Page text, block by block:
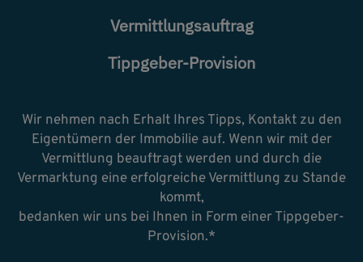
Vermittlungsauftrag
Tippgeber-Provision
Wir nehmen nach Erhalt Ihres Tipps, Kontakt zu den
Eigentümern der Immobilie auf. Wenn wir mit der
Vermittlung beauftragt werden und durch die
Vermarktung eine erfolgreiche Vermittlung zu Stande
kommt,
bedanken wir uns bei Ihnen in Form einer Tippgeber-
Provision.*